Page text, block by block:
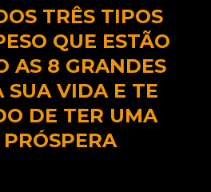
TRÊS TIPOS
QUE ESTÃO
AS 8 GRANDES
SUA VIDA E TE
DE TER UMA